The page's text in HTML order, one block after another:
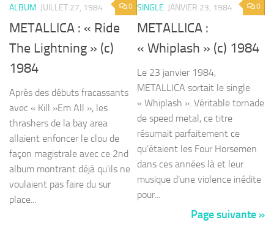
0
ALBUM JUILLET 27, 1984
METALLICA : « Ride
The Lightning » (c)
1984
Après des débuts fracassants
avec « Kill »Em All », les
thrashers de la bay area
allaient enfoncer le clou de
façon magistrale avec ce 2nd
album montrant déjà qu’ils ne
voulaient pas faire du sur
place...
0
SINGLE JANVIER 23, 1984
METALLICA :
« Whiplash » (c) 1984
Le 23 janvier 1984,
METALLICA sortait le single
« Whiplash ». Véritable tornade
de speed metal, ce titre
résumait parfaitement ce
qu’étaient les Four Horsemen
dans ces années là et leur
musique d’une violence inédite
pour...
Page suivante »